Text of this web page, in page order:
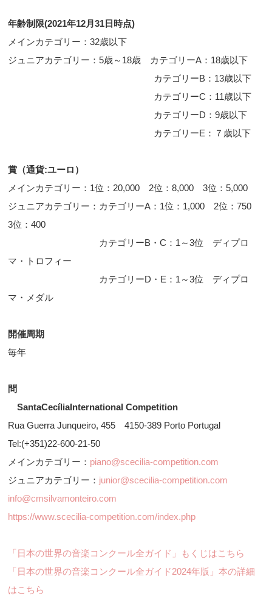
年齢制限(2021年12月31日時点)
メインカテゴリー：32歳以下
ジュニアカテゴリー：5歳～18歳 カテゴリーA：18歳以下
カテゴリーB：13歳以下
カテゴリーC：11歳以下
カテゴリーD：9歳以下
カテゴリーE：７歳以下
賞（通貨:ユーロ ）
メインカテゴリー：1位：20,000 2位：8,000 3位：5,000
ジュニアカテゴリー：カテゴリーA：1位：1,000 2位：750
3位：400
カテゴリーB・C：1～3位 ディプロ
マ・トロフィー
カテゴリーD・E：1～3位 ディプロ
マ・メダル
開催周期
毎年
問
SantaCecíliaInternational Competition
Rua Guerra Junqueiro, 455 4150-389 Porto Portugal
Tel:(+351)22-600-21-50
メインカテゴリー： piano@scecilia-competition.com
ジュニアカテゴリー： junior@scecilia-competition.com
info@cmsilvamonteiro.com
https://www.scecilia-competition.com/index.php
「日本の世界の音楽コンクール全ガイド」もくじはこちら
「日本の世界の音楽コンクール全ガイド2024年版」本の詳細
はこちら